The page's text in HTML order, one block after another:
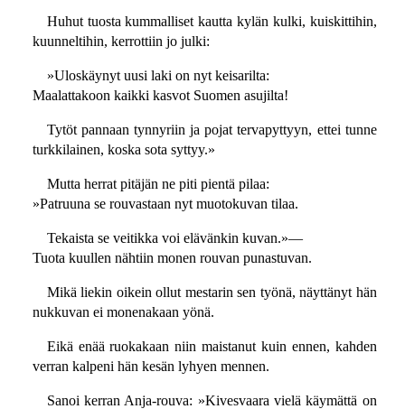
Huhut tuosta kummalliset kautta kylän kulki, kuiskittihin,
kuunneltihin, kerrottiin jo julki:
»Uloskäynyt uusi laki on nyt keisarilta:
Maalattakoon kaikki kasvot Suomen asujilta!
Tytöt pannaan tynnyriin ja pojat tervapyttyyn, ettei tunne
turkkilainen, koska sota syttyy.»
Mutta herrat pitäjän ne piti pientä pilaa:
»Patruuna se rouvastaan nyt muotokuvan tilaa.
Tekaista se veitikka voi elävänkin kuvan.»—
Tuota kuullen nähtiin monen rouvan punastuvan.
Mikä liekin oikein ollut mestarin sen työnä, näyttänyt hän
nukkuvan ei monenakaan yönä.
Eikä enää ruokakaan niin maistanut kuin ennen, kahden
verran kalpeni hän kesän lyhyen mennen.
Sanoi kerran Anja-rouva: »Kivesvaara vielä käymättä on